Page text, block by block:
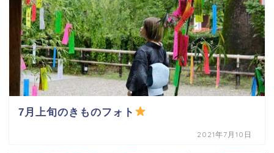
7月上旬のきものフォト
2021年7月10日